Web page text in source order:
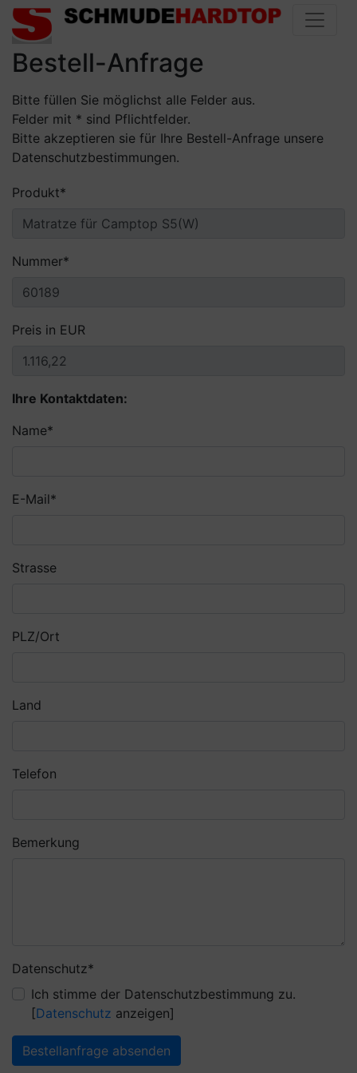
Bestell-Anfrage
Bitte füllen Sie möglichst alle Felder aus.
Felder mit * sind Pflichtfelder.
Bitte akzeptieren sie für Ihre Bestell-Anfrage unsere
Datenschutzbestimmungen.
Pflichtfeld
Produkt*
Pflichtfeld
Nummer*
Preis in EUR
Ihre Kontaktdaten:
Pflichtfeld
Name*
Pflichtfeld
E-Mail*
Strasse
PLZ/Ort
Land
Telefon
Bemerkung
Pflichtfeld
Datenschutz*
Ich stimme der Datenschutzbestimmung zu.
[Datenschutz anzeigen]
Bestellanfrage absenden